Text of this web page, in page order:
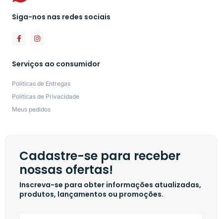
Siga-nos nas redes sociais
Serviços ao consumidor
Políticas de Entregas
Políticas de Privacidade
Meus pedidos
Cadastre-se para receber
nossas ofertas!
Inscreva-se para obter informações atualizadas,
produtos, lançamentos ou promoções.